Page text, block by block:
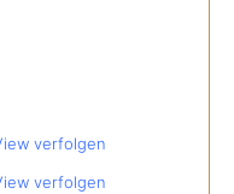
verfolgen
verfolgen